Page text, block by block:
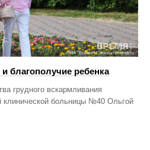
благополучие ребенка
грудного вскармливания
клинической больницы №40 Ольгой